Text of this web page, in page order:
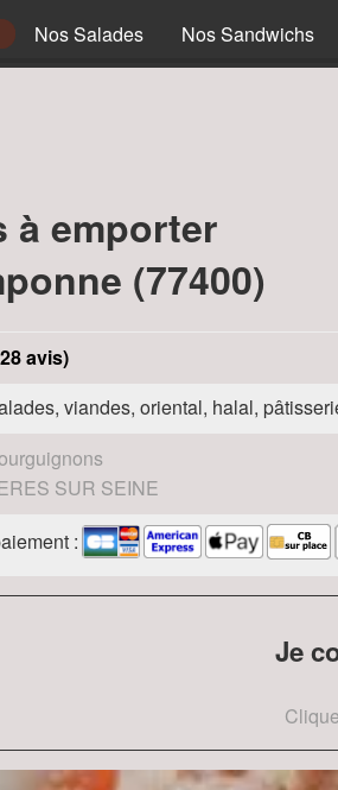
Nos Salades Nos Sandwichs
à emporter
(77400)
avis)
viandes, oriental, halal,
SUR SEINE
:
Je